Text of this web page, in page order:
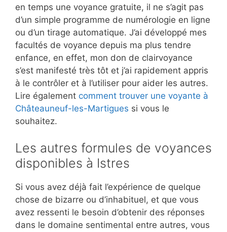
en temps une voyance gratuite, il ne s’agit pas
d’un simple programme de numérologie en ligne
ou d’un tirage automatique. J’ai développé mes
facultés de voyance depuis ma plus tendre
enfance, en effet, mon don de clairvoyance
s’est manifesté très tôt et j’ai rapidement appris
à le contrôler et à l’utiliser pour aider les autres.
Lire également comment trouver une voyante à
Châteauneuf-les-Martigues si vous le
souhaitez.
Les autres formules de voyances
disponibles à Istres
Si vous avez déjà fait l’expérience de quelque
chose de bizarre ou d’inhabituel, et que vous
avez ressenti le besoin d’obtenir des réponses
dans le domaine sentimental entre autres, vous